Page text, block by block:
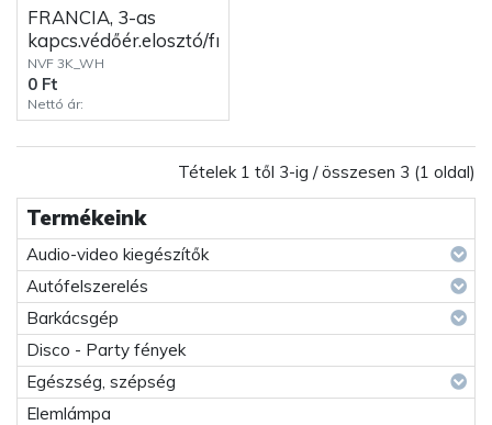
Termékeink
Audio-video kiegészítők
Autófelszerelés
Barkácsgép
Disco - Party fények
Egészség, szépség
Elemlámpa
FRANCIA, 3-as
kapcs.védőér.elosztó/fr
NVF 3K_WH
0 Ft
Nettó ár:
Tételek 1 től 3-ig / összesen 3 (1 oldal)